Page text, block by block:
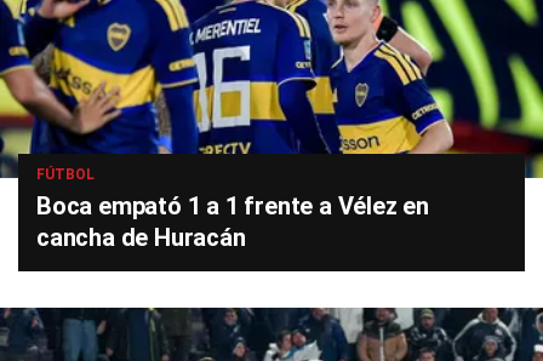
FÚTBOL
Boca empató 1 a 1 frente a Vélez en
cancha de Huracán